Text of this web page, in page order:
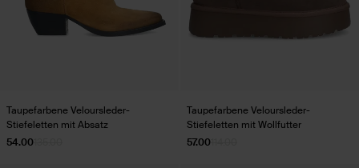
Taupefarbene Veloursleder-
Stiefeletten mit Absatz
54.00
Taupefarbene Veloursleder-
Stiefeletten mit Wollfutter
57.00